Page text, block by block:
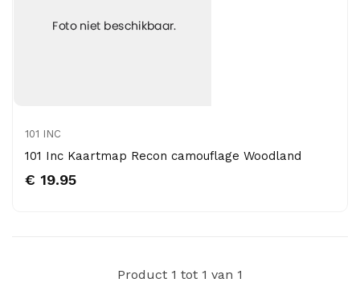
101 INC
101 Inc Kaartmap Recon camouflage Woodland
€ 19.95
Product 1 tot 1 van 1